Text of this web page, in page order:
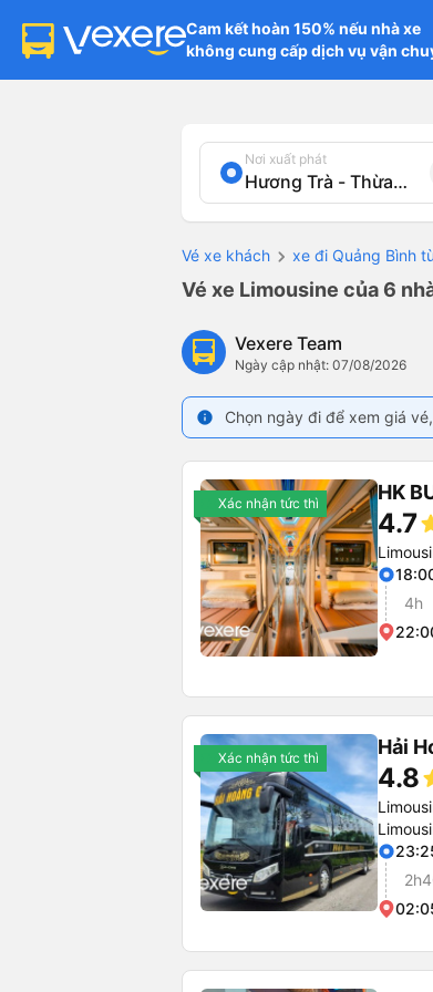
Cam kết hoàn 150% nếu nhà xe
không cung cấp dịch vụ vận
Nơi xuất phát
Vé xe khách xe đi Quảng Bình
Vé xe Limousine của 6
Vexere Team
Ngày cập nhật: 07/08/2026
info Chọn ngày đi để xem giá
Xác nhận tức thì HK
4.7
4h
Xác nhận tức thì Hải
4.8